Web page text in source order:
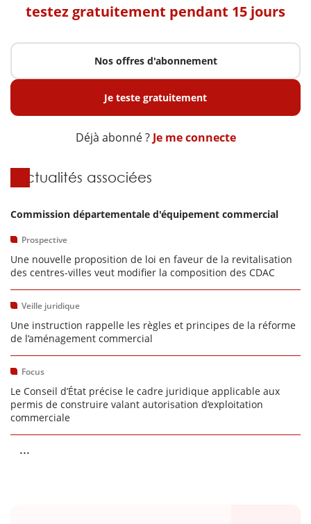
testez gratuitement pendant 15 jours
Nos offres d'abonnement
Je teste gratuitement
Déjà abonné ? Je me connecte
Actualités associées
Commission départementale d'équipement commercial
Prospective
Une nouvelle proposition de loi en faveur de la revitalisation
des centres-villes veut modifier la composition des CDAC
Veille juridique
Une instruction rappelle les règles et principes de la réforme
de l’aménagement commercial
Focus
Le Conseil d’État précise le cadre juridique applicable aux
permis de construire valant autorisation d’exploitation
commerciale
...